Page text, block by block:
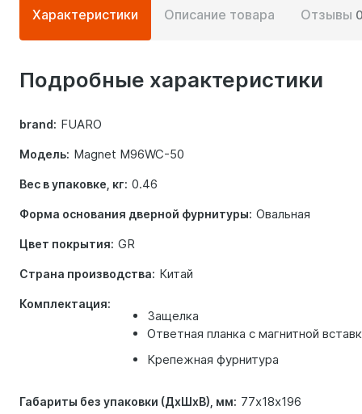
информация
товаре
Характеристики Описание товара Отзывы
Подробные характеристики
brand: FUARO
Модель: Magnet M96WC-50
Вес в упаковке, кг: 0.46
Форма основания дверной фурнитуры: Овальная
Цвет покрытия: GR
Страна производства: Китай
Комплектация:
Защелка
Ответная планка с магнитной
Крепежная фурнитура
Габариты без упаковки (ДхШхВ), мм: 77х18х196